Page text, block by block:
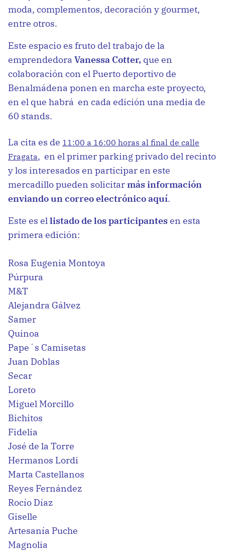
moda, complementos, decoración y gourmet,
entre otros.
Este espacio es fruto del trabajo de la
emprendedora Vanessa Cotter, que en
colaboración con el Puerto deportivo de
Benalmádena ponen en marcha este proyecto,
en el que habrá en cada edición una media de
60 stands.
La cita es de 11:00 a 16:00 horas al final de calle
Fragata, en el primer parking privado del recinto
y los interesados en participar en este
mercadillo pueden solicitarmás información
enviando un correo electrónico aquí.
Este es ellistado de los participantesen esta
primera edición:
Rosa Eugenia Montoya
Púrpura
M&T
Alejandra Gálvez
Samer
Quinoa
Pape´s Camisetas
Juan Doblas
Secar
Loreto
Miguel Morcillo
Bichitos
Fidelia
José de la Torre
Hermanos Lordi
Marta Castellanos
Reyes Fernández
Rocío Díaz
Giselle
Artesanía Puche
Magnolia